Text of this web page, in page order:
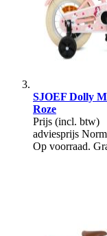
SJOEF Dolly
Roze
Prijs (incl. btw)
adviesprijs
Op voorraad.